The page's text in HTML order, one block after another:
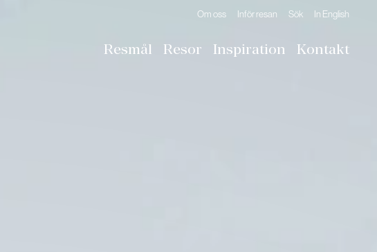
Om oss Inför resan Sök In English
Resmål Resor Inspiration Kontakt